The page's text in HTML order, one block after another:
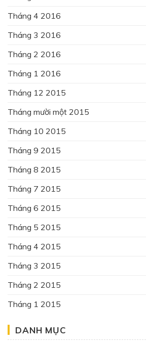
Tháng 4 2016
Tháng 3 2016
Tháng 2 2016
Tháng 1 2016
Tháng 12 2015
Tháng mười một 2015
Tháng 10 2015
Tháng 9 2015
Tháng 8 2015
Tháng 7 2015
Tháng 6 2015
Tháng 5 2015
Tháng 4 2015
Tháng 3 2015
Tháng 2 2015
Tháng 1 2015
DANH MỤC